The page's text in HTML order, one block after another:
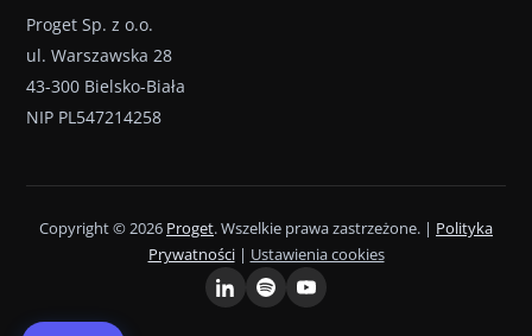
Proget Sp. z o.o.
ul. Warszawska 28
43-300 Bielsko-Biała
NIP PL547214258
Copyright © 2026 Proget. Wszelkie prawa zastrzeżone. | Polityka
Prywatności| Ustawienia cookies